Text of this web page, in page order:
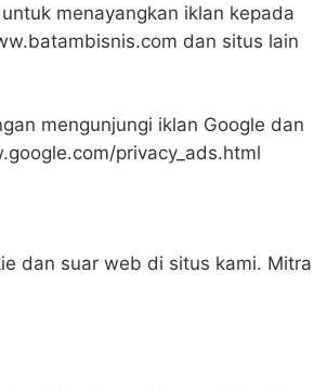
menayangkan iklan kepada
dan situs lain
mengunjungi iklan Google dan
privacy_ads.html
dan suar web di situs kami. Mitra